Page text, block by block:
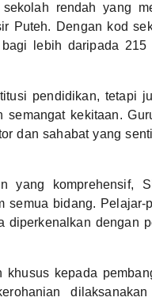
rendah yang
Puteh. Dengan kod
lebih daripada
pendidikan, tetapi
kekitaan.
dan sahabat yang
yang komprehensif,
semua bidang.
dengan
khusus kepada